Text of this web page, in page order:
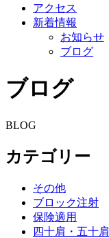
アクセス
新着情報
お知らせ
ブログ
ブログ
BLOG
カテゴリー
その他
ブロック注射
保険適用
四十肩・五十肩